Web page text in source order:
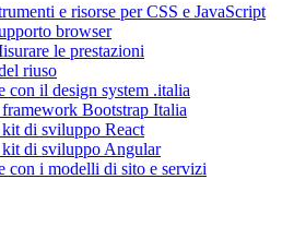
e risorse per CSS e JavaScript
browser
le prestazioni
riuso
con il design system .italia
Bootstrap Italia
di sviluppo React
di sviluppo Angular
con i modelli di sito e servizi